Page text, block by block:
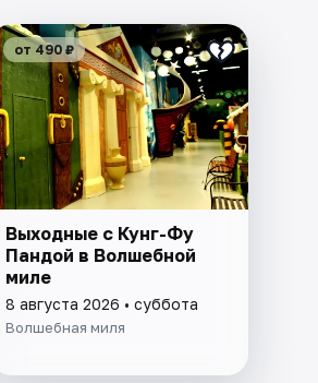
от 490 ₽
Выходные с Кунг-Фу
Пандой в Волшебной
миле
8 августа 2026 • суббота
Волшебная миля